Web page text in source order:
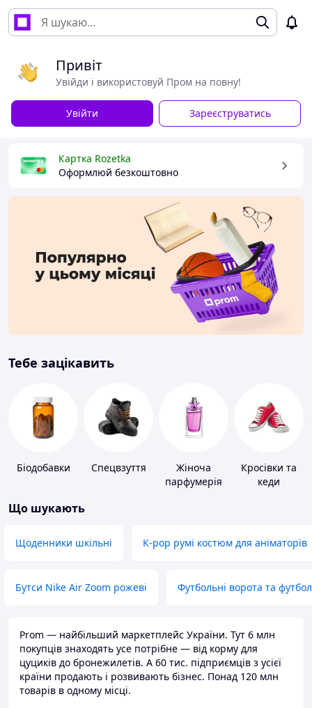
Привіт
Увійди і використовуй Пром на повну!
Увійти Зареєструватись
Картка Rozetka
Оформлюй безкоштовно
Тебе зацікавить
Біодобавки Спецвзуття
Жіноча
парфумерія
Кросівки та
кеди
Що шукають
Щоденники шкільні K-pop румі костюм для аніматорів
Бутси Nike Air Zoom рожеві Футбольні ворота та
Prom — найбільший маркетплейс України. Тут 6 млн
покупців знаходять усе потрібне — від корму для
цуциків до бронежилетів. А 60 тис. підприємців з усієї
країни продають і розвивають бізнес. Понад 120 млн
товарів в одному місці.